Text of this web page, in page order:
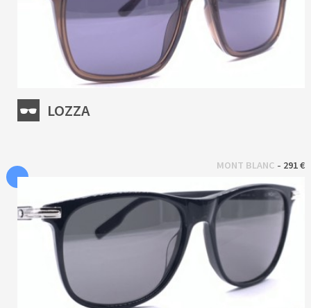
LOZZA
MONT BLANC - 291 €